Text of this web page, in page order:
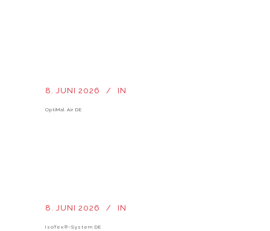
8. JUNI 2026 IN
OptiMal Air DE
8. JUNI 2026 IN
IsoTex®-System DE